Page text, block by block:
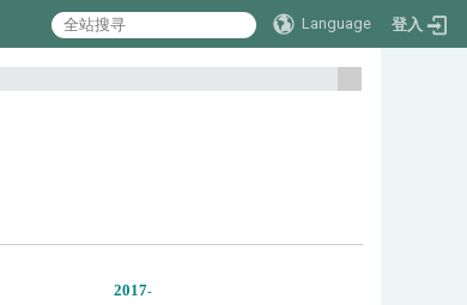
Language 登入
:::
2017-